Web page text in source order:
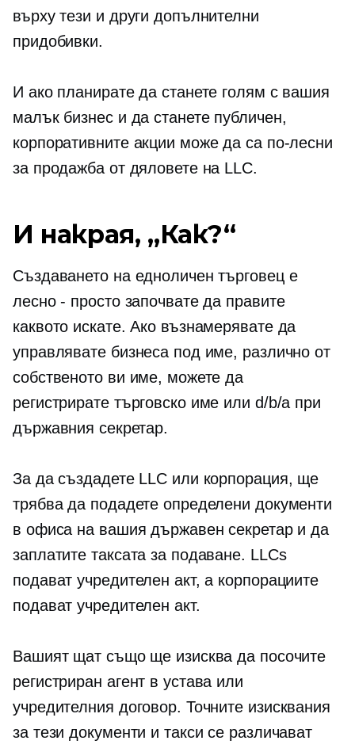
върху тези и други допълнителни
придобивки.
И ако планирате да станете голям с вашия
малък бизнес и да станете публичен,
корпоративните акции може да са по-лесни
за продажба от дяловете на LLC.
И накрая, „Как?“
Създаването на едноличен търговец е
лесно - просто започвате да правите
каквото искате. Ако възнамерявате да
управлявате бизнеса под име, различно от
собственото ви име, можете да
регистрирате търговско име или d/b/a при
държавния секретар.
За да създадете LLC или корпорация, ще
трябва да подадете определени документи
в офиса на вашия държавен секретар и да
заплатите таксата за подаване. LLCs
подават учредителен акт, а корпорациите
подават учредителен акт.
Вашият щат също ще изисква да посочите
регистриран агент в устава или
учредителния договор. Точните изисквания
за тези документи и такси се различават